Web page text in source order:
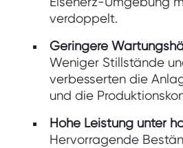
verdoppelt.
Geringere
Weniger Stillstände
verbesserten die
und die
Hohe Leistung unter
Hervorragende